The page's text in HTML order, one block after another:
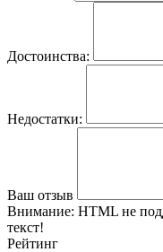
Достоинства:
Недостатки:
Ваш отзыв
Внимание: HTML не
текст!
Рейтинг